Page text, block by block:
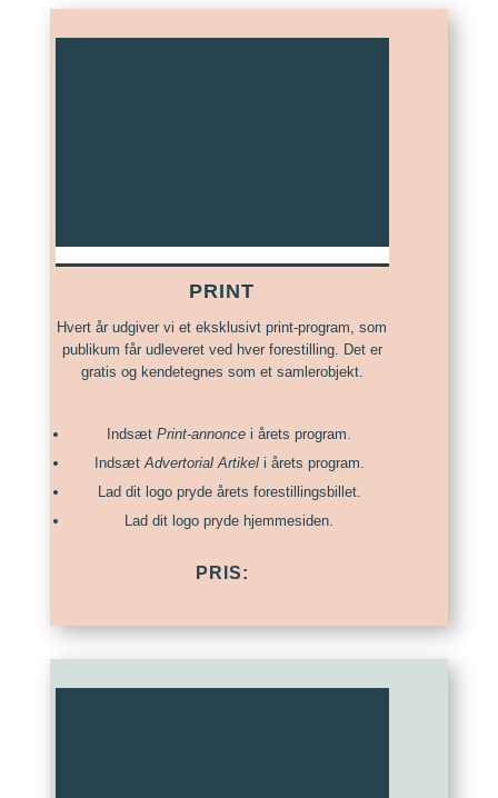
PRINT
Hvert år udgiver vi et eksklusivt print-program, som
publikum får udleveret ved hver forestilling. Det er
gratis og kendetegnes som et samlerobjekt.
IndsætPrint-annonce i årets program.
IndsætAdvertorial Artikeli årets program.
Lad dit logo pryde årets forestillingsbillet.
Lad dit logo pryde hjemmesiden.
PRIS: